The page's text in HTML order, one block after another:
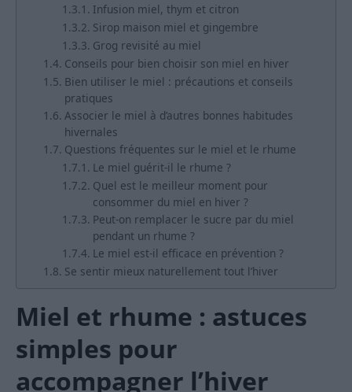
Infusion miel, thym et citron
Sirop maison miel et gingembre
Grog revisité au miel
Conseils pour bien choisir son miel en hiver
Bien utiliser le miel : précautions et conseils
pratiques
Associer le miel à d’autres bonnes habitudes
hivernales
Questions fréquentes sur le miel et le rhume
Le miel guérit-il le rhume ?
Quel est le meilleur moment pour
consommer du miel en hiver ?
Peut-on remplacer le sucre par du miel
pendant un rhume ?
Le miel est-il efficace en prévention ?
Se sentir mieux naturellement tout l’hiver
Miel et rhume : astuces
simples pour
accompagner l’hiver